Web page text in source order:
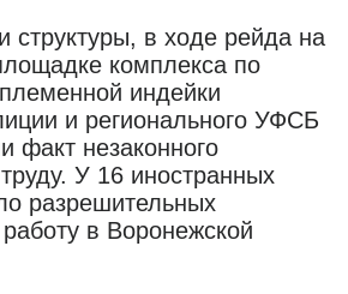
в ходе рейда на
комплекса по
индейки
и регионального УФСБ
факт незаконного
У 16 иностранных
разрешительных
в Воронежской